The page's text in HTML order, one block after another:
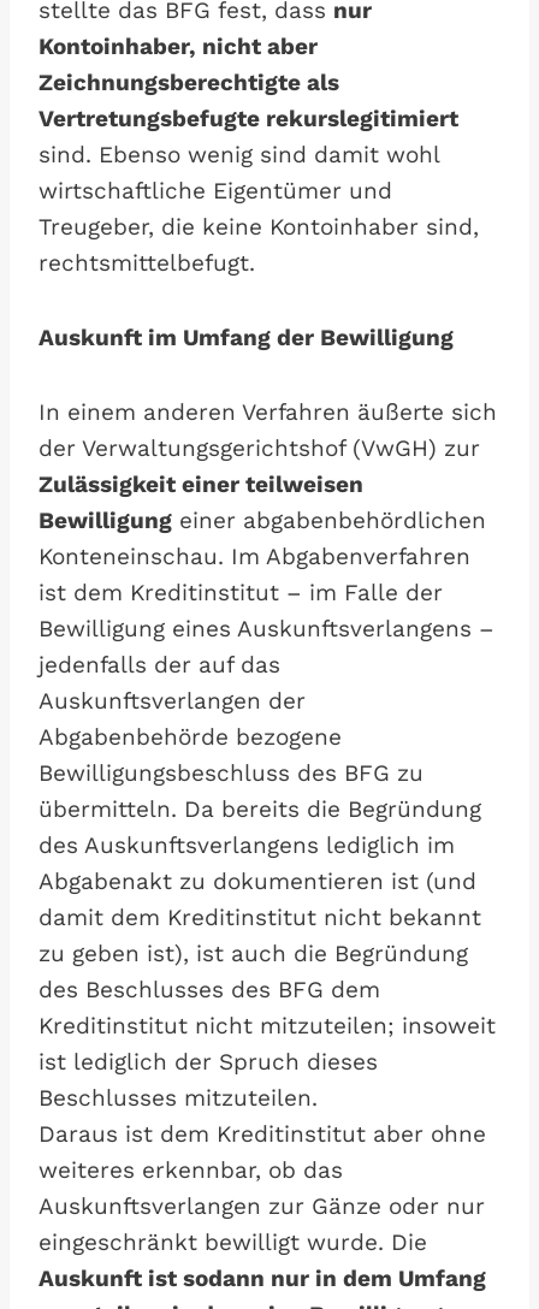
stellte das BFG fest, dass nur
Kontoinhaber, nicht aber
Zeichnungsberechtigte als
Vertretungsbefugte rekurslegitimiert
sind. Ebenso wenig sind damit wohl
wirtschaftliche Eigentümer und
Treugeber, die keine Kontoinhaber sind,
rechtsmittelbefugt.
Auskunft im Umfang der Bewilligung
In einem anderen Verfahren äußerte sich
der Verwaltungsgerichtshof (VwGH) zur
Zulässigkeit einer teilweisen
Bewilligung einer abgabenbehördlichen
Konteneinschau. Im Abgabenverfahren
ist dem Kreditinstitut – im Falle der
Bewilligung eines Auskunftsverlangens –
jedenfalls der auf das
Auskunftsverlangen der
Abgabenbehörde bezogene
Bewilligungsbeschluss des BFG zu
übermitteln. Da bereits die Begründung
des Auskunftsverlangens lediglich im
Abgabenakt zu dokumentieren ist (und
damit dem Kreditinstitut nicht bekannt
zu geben ist), ist auch die Begründung
des Beschlusses des BFG dem
Kreditinstitut nicht mitzuteilen; insoweit
ist lediglich der Spruch dieses
Beschlusses mitzuteilen.
Daraus ist dem Kreditinstitut aber ohne
weiteres erkennbar, ob das
Auskunftsverlangen zur Gänze oder nur
eingeschränkt bewilligt wurde. Die
Auskunft ist sodann nur in dem Umfang